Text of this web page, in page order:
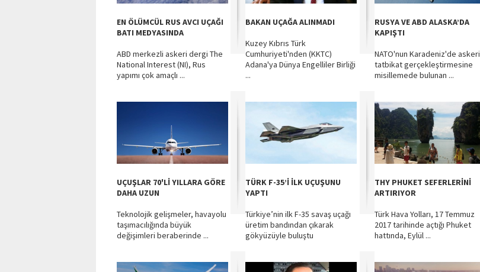
EN ÖLÜMCÜL RUS AVCI UÇAĞI
BATI MEDYASINDA
ABD merkezli askeri dergi The
National Interest (NI), Rus
yapımı çok amaçlı ...
BAKAN UÇAĞA ALINMADI
Kuzey Kıbrıs Türk
Cumhuriyeti'nden (KKTC)
Adana'ya Dünya Engelliler Birliği
...
RUSYA VE ABD ALASKA’DA
KAPIŞTI
NATO'nun Karadeniz'de askeri
tatbikat gerçekleştirmesine
misillemede bulunan ...
UÇUŞLAR 70'Lİ YILLARA GÖRE
DAHA UZUN
Teknolojik gelişmeler, havayolu
taşımacılığında büyük
değişimleri beraberinde ...
TÜRK F-35’İ İLK UÇUŞUNU
YAPTI
Türkiye’nin ilk F-35 savaş uçağı
üretim bandından çıkarak
gökyüzüyle buluştu
THY PHUKET SEFERLERİNİ
ARTIRIYOR
Türk Hava Yolları, 17 Temmuz
2017 tarihinde açtığı Phuket
hattında, Eylül ...